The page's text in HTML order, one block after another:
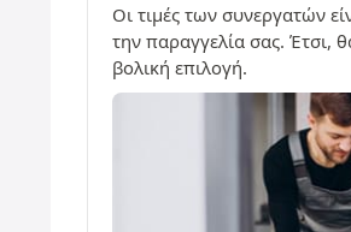
Οι τιμές των συνεργατών
την παραγγελία σας. Έτσι,
βολική επιλογή.